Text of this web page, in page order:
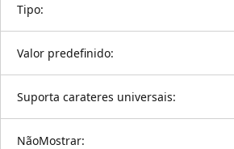
Tipo:
Valor predefinido:
Suporta carateres universais:
NãoMostrar: